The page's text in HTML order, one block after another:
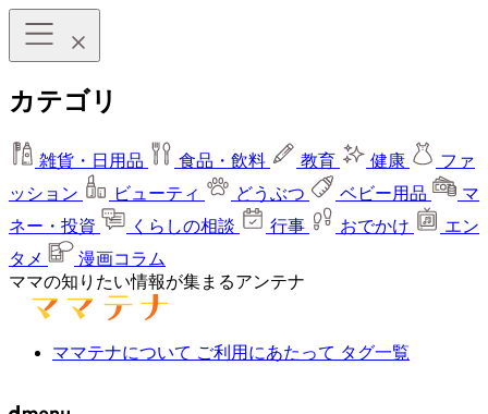
カテゴリ
雑貨・日用品 食品・飲料 教育 健康
ファ
ッション
ビューティ どうぶつ ベビー用品
マ
ネー・投資
くらしの相談 行事 おでかけ
エン
タメ
漫画コラム
ママの知りたい情報が集まるアンテナ
ママテナについて ご利用にあたって タグ一覧